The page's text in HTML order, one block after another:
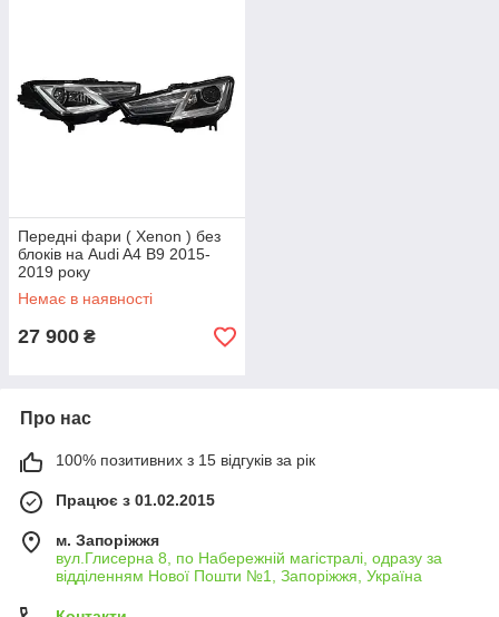
Передні фари ( Xenon ) без
блоків на Audi A4 B9 2015-
2019 року
Немає в наявності
27 900 ₴
Про нас
100% позитивних з 15 відгуків за рік
Працює з 01.02.2015
м. Запоріжжя
вул.Глисерна 8, по Набережній магістралі, одразу за
відділенням Нової Пошти №1, Запоріжжя, Україна